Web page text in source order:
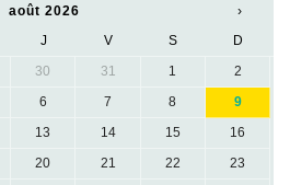
août 2026
›
J V S
D
30 31 1
2
6 7 8
9
13 14 15
16
20 21 22
23